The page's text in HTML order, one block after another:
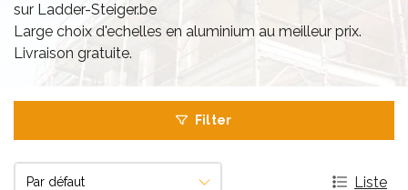
sur Ladder-Steiger.be
Large choix d'echelles en aluminium au meilleur prix.
Livraison gratuite.
Filter
Liste